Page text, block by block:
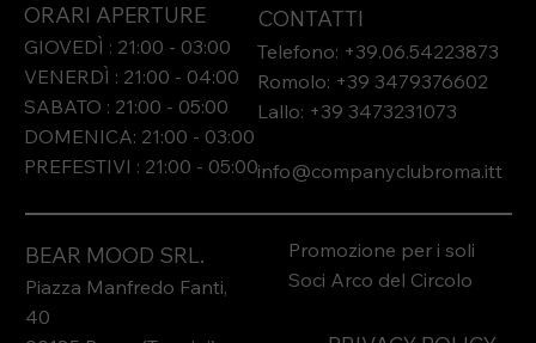
BEAR MOOD SRL.
Piazza Manfredo Fanti,
40
ORARI APERTURE
GIOVEDÌ : 21:00 - 03:00
VENERDÌ : 21:00 - 04:00
SABATO : 21:00 - 05:00
DOMENICA: 21:00 - 03:00
PREFESTIVI : 21:00 - 05:00
CONTATTI
Telefono: +39.06.54223873
Romolo: +39 3479376602
Lallo: +39 3473231073​
info@companyclubroma.itt
Promozione per i soli
Soci Arco del Circolo